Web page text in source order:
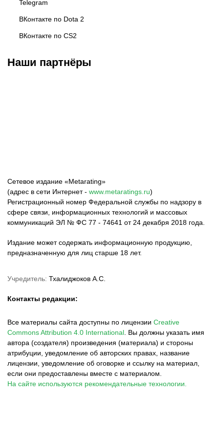
Telegram
ВКонтакте по Dota 2
ВКонтакте по CS2
Наши партнёры
Сетевое издание «Metarating»
(адрес в сети Интернет - www.metaratings.ru)
Регистрационный номер Федеральной службы по надзору в
сфере связи, информационных технологий и массовых
коммуникаций ЭЛ № ФС 77 - 74641 от 24 декабря 2018 года.
Издание может содержать информационную продукцию,
предназначенную для лиц старше 18 лет.
Учредитель: Тхалиджоков А.С.
Контакты редакции:
Все материалы сайта доступны по лицензии Creative
Commons Attribution 4.0 International Вы должны указать имя
автора (создателя) произведения (материала) и стороны
атрибуции, уведомление об авторских правах, название
лицензии, уведомление об оговорке и ссылку на материал,
если они предоставлены вместе с материалом.
На сайте используются рекомендательные технологии.